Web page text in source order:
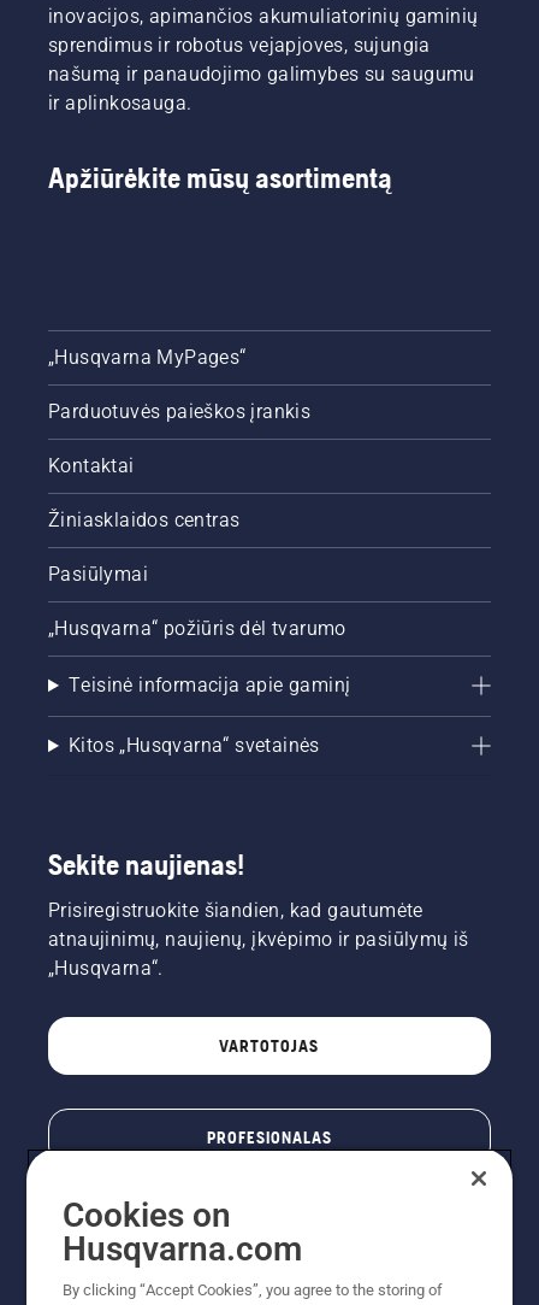
inovacijos, apimančios akumuliatorinių gaminių
sprendimus ir robotus vejapjoves, sujungia
našumą ir panaudojimo galimybes su saugumu
ir aplinkosauga.
Apžiūrėkite mūsų asortimentą
„Husqvarna MyPages“
Parduotuvės paieškos įrankis
Kontaktai
Žiniasklaidos centras
Pasiūlymai
„Husqvarna“ požiūris dėl tvarumo
Teisinė informacija apie gaminį
Kitos „Husqvarna“ svetainės
Sekite naujienas!
Prisiregistruokite šiandien, kad gautumėte
atnaujinimų, naujienų, įkvėpimo ir pasiūlymų iš
„Husqvarna“.
VARTOTOJAS
PROFESIONALAS
Cookies on
Husqvarna.com
By clicking “Accept Cookies”, you agree to the storing of